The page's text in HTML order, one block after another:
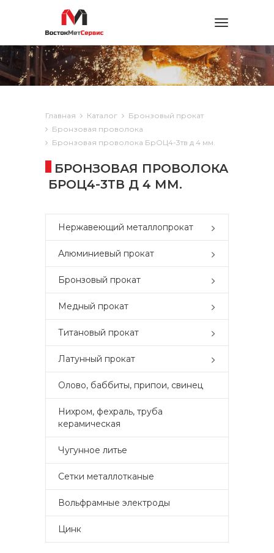
Toggle
Главная Каталог
Бронзовый прокат
Бронзовая проволока
Бронзовая проволока БрОЦ4-3тв д 4 мм.
БРОНЗОВАЯ ПРОВОЛОКА
БРОЦ4-3ТВ Д 4 ММ.
Нержавеющий металлопрокат
Алюминиевый прокат
Бронзовый прокат
Медный прокат
Титановый прокат
Латунный прокат
Олово, баббиты, припои, свинец
Нихром, фехраль, труба
керамическая
Чугунное литье
Сетки металлотканые
Вольфрамные электроды
Цинк